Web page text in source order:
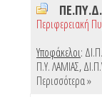
Περιφερειακή
Υποφάκελοι:
Π.Υ. ΛΑΜΙΑΣ,
Περισσότερα »